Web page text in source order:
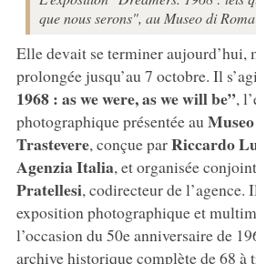
que nous serons", au Museo di
Elle devait se terminer aujourd’hui,
prolongée jusqu’au 7 octobre. Il
1968 : as we were, as we will be”,
photographique présentée au
Trastevere, conçue parRiccardo
Agenzia Italia, et organisée
Pratellesi, codirecteur de l’agence.
exposition photographique et
l’occasion du 50e anniversaire de
archive historique complète de 68 à